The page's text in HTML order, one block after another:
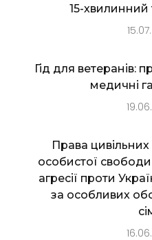
15-хвилинний
Гід для ветеранів:
медичні
Права
особистої
агресії проти
за особливих